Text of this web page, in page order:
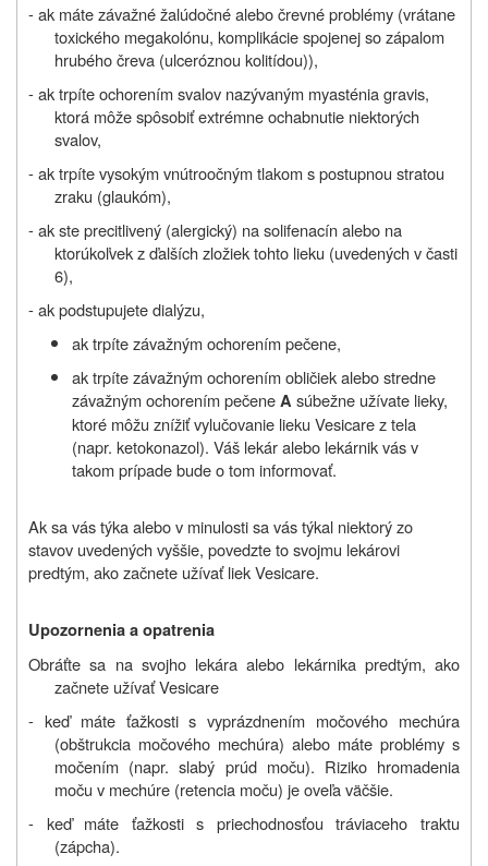
- ak máte závažné žalúdočné alebo črevné problémy (vrátane
toxického megakolónu, komplikácie spojenej so zápalom
hrubého čreva (ulceróznou kolitídou)),
- ak trpíte ochorením svalov nazývaným myasténia gravis,
ktorá môže spôsobiť extrémne ochabnutie niektorých
svalov,
- ak trpíte vysokým vnútroočným tlakom s postupnou stratou
zraku (glaukóm),
- ak ste precitlivený (alergický) na solifenacín alebo na
ktorúkoľvek z ďalších zložiek tohto lieku (uvedených v časti
6),
- ak podstupujete dialýzu,
ak trpíte závažným ochorením pečene,
ak trpíte závažným ochorením obličiek alebo stredne
závažným ochorením pečeneAsúbežne užívate lieky,
ktoré môžu znížiť vylučovanie lieku Vesicare z tela
(napr. ketokonazol). Váš lekár alebo lekárnik vás v
takom prípade bude o tom informovať.
Ak sa vás týka alebo v minulosti sa vás týkal niektorý zo
stavov uvedených vyššie, povedzte to svojmu lekárovi
predtým, ako začnete užívať liek Vesicare.
Upozornenia a opatrenia
Obráťte sa na svojho lekára alebo lekárnika predtým, ako
začnete užívať Vesicare
- keď máte ťažkosti s vyprázdnením močového mechúra
(obštrukcia močového mechúra) alebo máte problémy s
močením (napr. slabý prúd moču). Riziko hromadenia
moču v mechúre (retencia moču) je oveľa väčšie.
- keď máte ťažkosti s priechodnosťou tráviaceho traktu
(zápcha).